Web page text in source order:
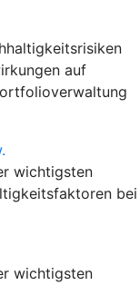
auf
wichtigsten
bei
wichtigsten